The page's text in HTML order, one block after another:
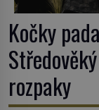
Kočky
rozpaky